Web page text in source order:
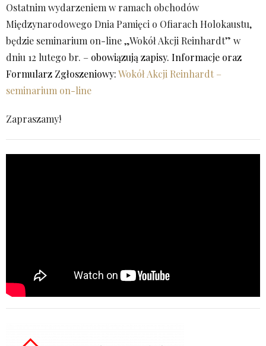
Ostatnim wydarzeniem w ramach obchodów
Międzynarodowego Dnia Pamięci o Ofiarach Holokaustu,
będzie seminarium on-line „Wokół Akcji Reinhardt” w
dniu 12 lutego br. – obowiązują zapisy. Informacje oraz
Formularz Zgłoszeniowy:Wokół Akcji Reinhardt –
seminarium on-line
Zapraszamy!